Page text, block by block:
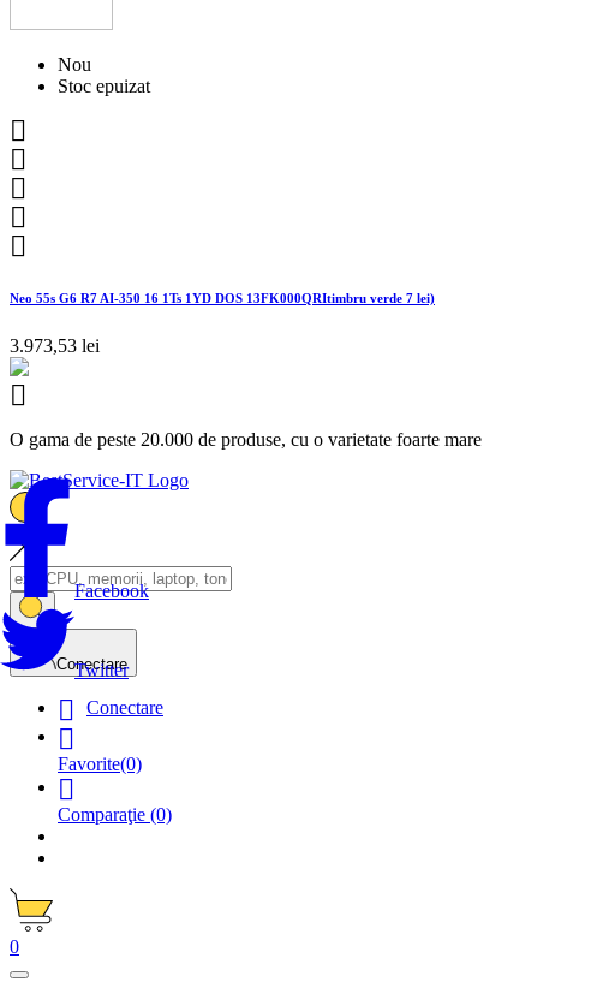
Nou
Stoc epuizat





Neo 55s G6 R7 AI-350 16 1Ts 1YD DOS 13FK000QRItimbru verde 7 lei)
3.973,53 lei

O gama de peste 20.000 de produse, cu o varietate foarte mare
Conectare
 Conectare

Favorite(0)

Comparaţie (0)
0
Facebook
Twitter